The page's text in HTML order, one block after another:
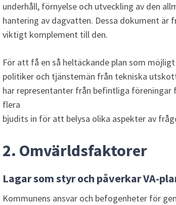
underhåll, förnyelse och utveckling av den
hantering av dagvatten. Dessa dokument är
viktigt komplement till den.
För att få en så heltäckande plan som
politiker och tjänstemän från tekniska
har representanter från befintliga föreningar
flera
bjudits in för att belysa olika aspekter av
2. Omvärldsfaktorer
Lagar som styr och påverkar VA-
Kommunens ansvar och befogenheter för